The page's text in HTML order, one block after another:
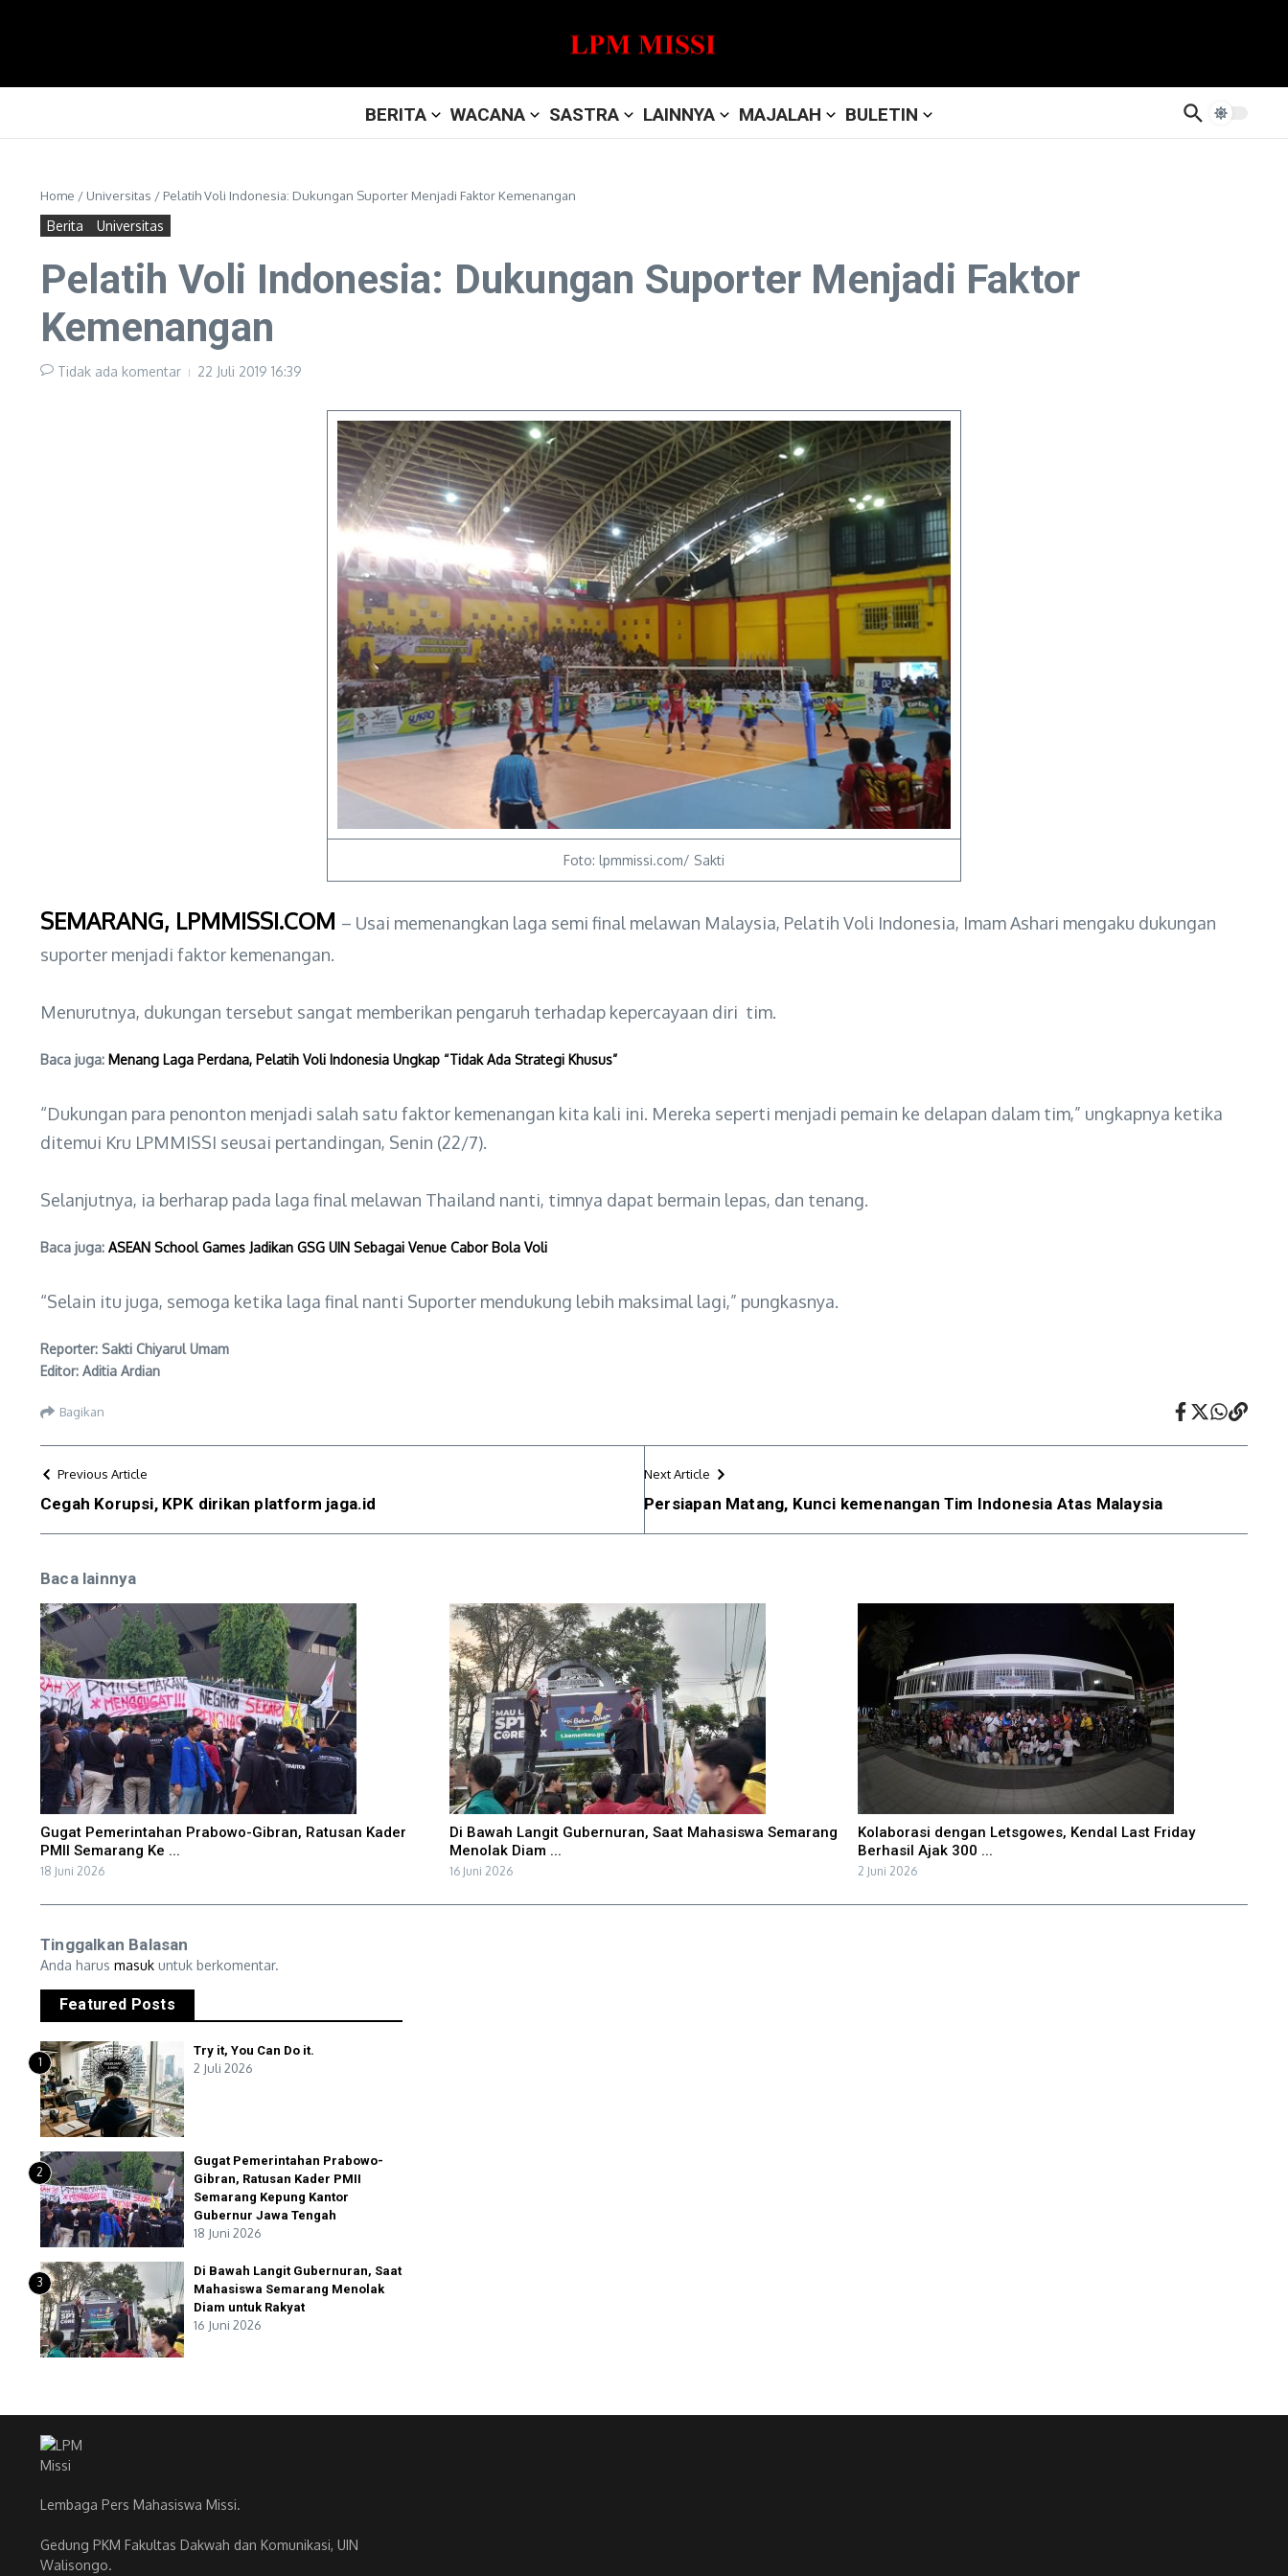
BERITA WACANA SASTRA LAINNYA MAJALAH BULETIN
Home / Universitas / Pelatih Voli Indonesia: Dukungan Suporter Menjadi Faktor Kemenangan
Berita Universitas
Pelatih Voli Indonesia: Dukungan Suporter Menjadi Faktor
Kemenangan
Tidak ada komentar 22 Juli 2019 16:39
Foto: lpmmissi.com/ Sakti
SEMARANG, LPMMISSI.COM – Usai memenangkan laga semi final melawan Malaysia, Pelatih Voli Indonesia, Imam Ashari mengaku dukungan
suporter menjadi faktor kemenangan.
Menurutnya, dukungan tersebut sangat memberikan pengaruh terhadap kepercayaan diri tim.
Baca juga: Menang Laga Perdana, Pelatih Voli Indonesia Ungkap “Tidak Ada Strategi Khusus”
“Dukungan para penonton menjadi salah satu faktor kemenangan kita kali ini. Mereka seperti menjadi pemain ke delapan dalam tim,” ungkapnya ketika
ditemui Kru LPMMISSI seusai pertandingan, Senin (22/7).
Selanjutnya, ia berharap pada laga final melawan Thailand nanti, timnya dapat bermain lepas, dan tenang.
Baca juga: ASEAN School Games Jadikan GSG UIN Sebagai Venue Cabor Bola Voli
“Selain itu juga, semoga ketika laga final nanti Suporter mendukung lebih maksimal lagi,” pungkasnya.
Reporter: Sakti Chiyarul Umam
Editor: Aditia Ardian
Bagikan
Previous Article
Cegah Korupsi, KPK dirikan platform jaga.id
Next Article
Persiapan Matang, Kunci kemenangan Tim Indonesia Atas Malaysia
Baca lainnya
Gugat Pemerintahan Prabowo-Gibran, Ratusan Kader
PMII Semarang Ke ...
18 Juni 2026
Di Bawah Langit Gubernuran, Saat Mahasiswa Semarang
Menolak Diam ...
16 Juni 2026
Kolaborasi dengan Letsgowes, Kendal Last Friday
Berhasil Ajak 300 ...
2 Juni 2026
Tinggalkan Balasan
Anda harus masuk untuk berkomentar.
Featured Posts
1
Try it, You Can Do it.
2 Juli 2026
2
Gugat Pemerintahan Prabowo-
Gibran, Ratusan Kader PMII
Semarang Kepung Kantor
Gubernur Jawa Tengah
18 Juni 2026
3
Di Bawah Langit Gubernuran, Saat
Mahasiswa Semarang Menolak
Diam untuk Rakyat
16 Juni 2026
Lembaga Pers Mahasiswa Missi.
Gedung PKM Fakultas Dakwah dan Komunikasi, UIN
Walisongo.